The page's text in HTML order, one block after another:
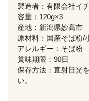
製造者：有限会社イ
容量：120g×3
産地：新潟県妙高市
原材料：国産そば粉/
アレルギー：そば粉
賞味期限：90日
保存方法：直射日光
い。